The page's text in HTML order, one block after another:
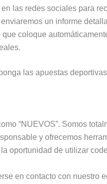
las redes sociales para
un informe
coloque
las apuestas
“NUEVOS”. Somos
y ofrecemos
oportunidad de utilizar
en contacto con